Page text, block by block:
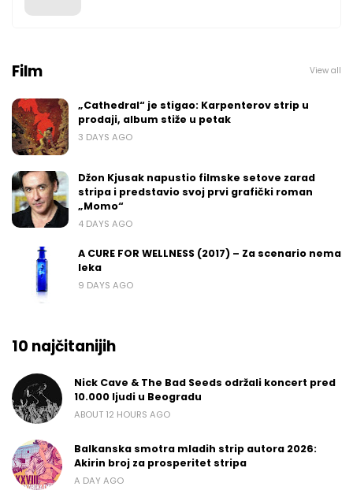
Film View all
„Cathedral“ je stigao: Karpenterov strip u
prodaji, album stiže u petak
3 DAYS AGO
Džon Kjusak napustio filmske setove zarad
stripa i predstavio svoj prvi grafički roman
„Momo“
4 DAYS AGO
A CURE FOR WELLNESS (2017) – Za scenario nema
leka
9 DAYS AGO
10 najčitanijih
Nick Cave & The Bad Seeds održali koncert pred
10.000 ljudi u Beogradu
ABOUT 12 HOURS AGO
Balkanska smotra mladih strip autora 2026:
Akirin broj za prosperitet stripa
A DAY AGO